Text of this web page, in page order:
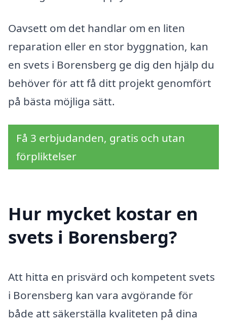
Oavsett om det handlar om en liten
reparation eller en stor byggnation, kan
en svets i Borensberg ge dig den hjälp du
behöver för att få ditt projekt genomfört
på bästa möjliga sätt.
Få 3 erbjudanden, gratis och utan
förpliktelser
Hur mycket kostar en
svets i Borensberg?
Att hitta en prisvärd och kompetent svets
i Borensberg kan vara avgörande för
både att säkerställa kvaliteten på dina